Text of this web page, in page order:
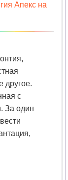
Апекс на
другое.
с
За один